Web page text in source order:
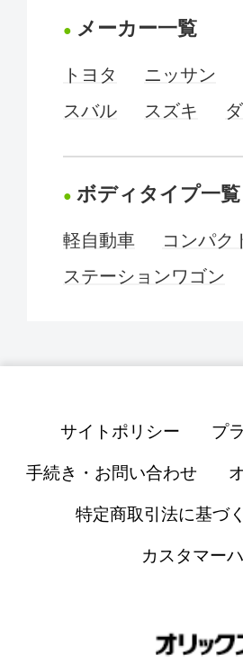
メーカー一覧
トヨタ ニッサン
スバル
スズキ
ボディタイプ一覧
軽自動車 コンパク
ステーションワゴン
サイトポリシー プ
手続き・お問い合わせ
特定商取引法に基づ
カスタマー